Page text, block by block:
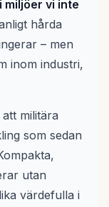
miljöer vi inte
hårda
– men
inom industri,
militära
som sedan
utan
värdefulla i